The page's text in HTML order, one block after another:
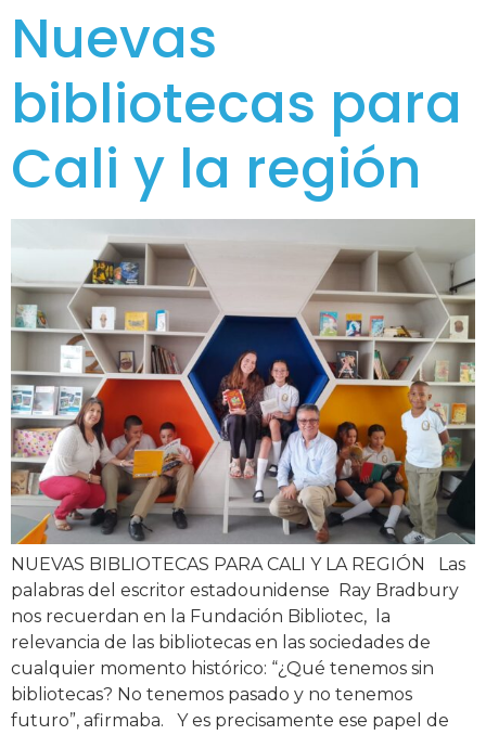
Nuevas
bibliotecas para
Cali y la región
NUEVAS BIBLIOTECAS PARA CALI Y LA REGIÓN Las
palabras del escritor estadounidense Ray Bradbury
nos recuerdan en la Fundación Bibliotec, la
relevancia de las bibliotecas en las sociedades de
cualquier momento histórico: “¿Qué tenemos sin
bibliotecas? No tenemos pasado y no tenemos
futuro”, afirmaba. Y es precisamente ese papel de